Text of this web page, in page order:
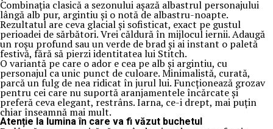
Combinația clasică a sezonului așază albastrul personajului
lângă alb pur, argintiu și o notă de albastru-noapte.
Rezultatul are ceva glacial și sofisticat, exact pe gustul
perioadei de sărbători. Vrei căldură în mijlocul iernii. Adaugă
un roșu profund sau un verde de brad și ai instant o paletă
festivă, fără să pierzi identitatea lui Stitch.
O variantă pe care o ador e cea pe alb și argintiu, cu
personajul ca unic punct de culoare. Minimalistă, curată,
parcă un fulg de nea ridicat în jurul lui. Funcționează grozav
pentru cei care nu suportă aranjamentele încărcate și
preferă ceva elegant, restrâns. Iarna, ce-i drept, mai puțin
chiar înseamnă mai mult.
Atenție la lumina în care va fi văzut buchetul